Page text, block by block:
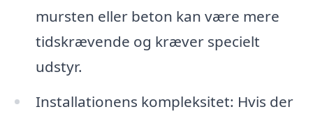
mursten eller beton kan være mere
tidskrævende og kræver specielt
udstyr.
Installationens kompleksitet: Hvis der